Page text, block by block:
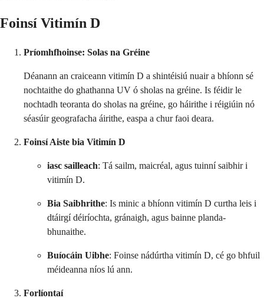
Foinsí Vitimín D
Príomhfhoinse: Solas na Gréine
Déanann an craiceann vitimín D a shintéisiú nuair a bhíonn sé
nochtaithe do ghathanna UV ó sholas na gréine. Is féidir le
nochtadh teoranta do sholas na gréine, go háirithe i réigiúin nó
séasúir geografacha áirithe, easpa a chur faoi deara.
Foinsí Aiste bia Vitimín D
iasc sailleach: Tá sailm, maicréal, agus tuinní saibhir i
vitimín D.
Bia Saibhrithe: Is minic a bhíonn vitimín D curtha leis i
dtáirgí déiríochta, gránaigh, agus bainne planda-
bhunaithe.
Buíocáin Uibhe: Foinse nádúrtha vitimín D, cé go bhfuil
méideanna níos lú ann.
Forlíontaí